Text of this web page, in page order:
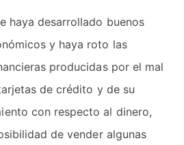
haya desarrollado buenos
y haya roto las
producidas por el mal
de crédito y de su
con respecto al dinero,
de vender algunas